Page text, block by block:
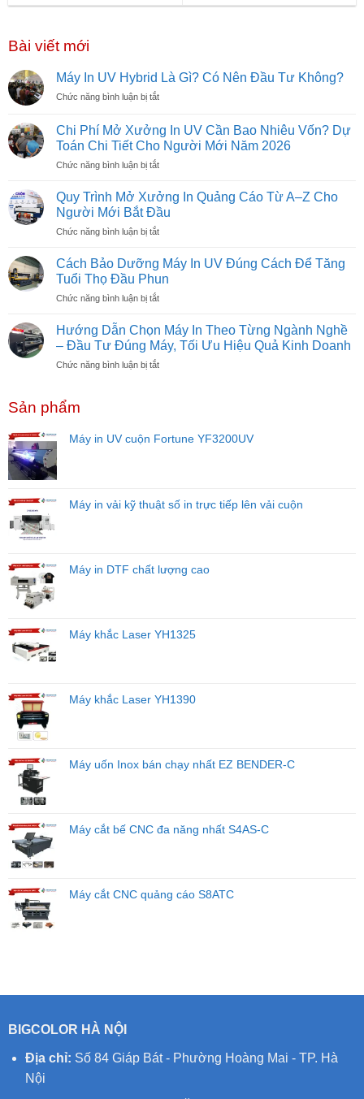
Bài viết mới
Máy In UV Hybrid Là Gì? Có Nên Đầu Tư Không?
Chức năng bình luận bị tắtở
UV
Hybrid
Là
Có
Nên
Đầu
Tư
Chi Phí Mở Xưởng In UV Cần Bao Nhiêu Vốn? Dự
Toán Chi Tiết Cho Người Mới Năm 2026
Chức năng bình luận bị tắtở
Phí
Mở
Xưởng
In
Cần
Bao
Vốn?
Toán
Chi
Cho
Quy Trình Mở Xưởng In Quảng Cáo Từ A–Z Cho
Người Mới Bắt Đầu
Chức năng bình luận bị tắtở
Trình
Xưởng
In
Cáo
Từ
A–
Z
Đầu
Cách Bảo Dưỡng Máy In UV Đúng Cách Để Tăng
Tuổi Thọ Đầu Phun
Chức năng bình luận bị tắtở
Bảo
Dưỡng
Máy
In
Tăng
Hướng Dẫn Chọn Máy In Theo Từng Ngành Nghề
– Đầu Tư Đúng Máy, Tối Ưu Hiệu Quả Kinh Doanh
Chức năng bình luận bị tắtở
In
–
Tối
Doanh
Sản phẩm
Máy in UV cuộn Fortune YF3200UV
Máy in vải kỹ thuật số in trực tiếp lên vải cuộn
Máy in DTF chất lượng cao
Máy khắc Laser YH1325
Máy khắc Laser YH1390
Máy uốn Inox bán chạy nhất EZ BENDER-C
Máy cắt bế CNC đa năng nhất S4AS-C
Máy cắt CNC quảng cáo S8ATC
BIGCOLOR HÀ NỘI
Địa chỉ: Số 84 Giáp Bát - Phường Hoàng Mai - TP. Hà
Nội